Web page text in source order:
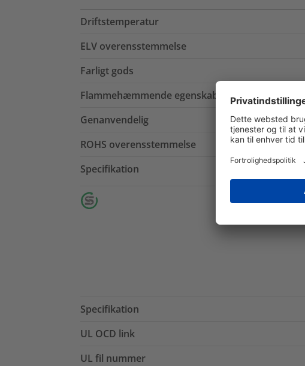
Driftstemperatur
ELV overensstemmelse
Farligt gods
Flammehæmmende egenskab
Genanvendelig
ROHS overensstemmelse
Specifikation
Specifikation
UL OCD link
UL fil nummer